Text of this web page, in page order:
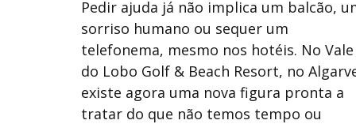
Pedir ajuda já não implica um balcão,
sorriso humano ou sequer um
telefonema, mesmo nos hotéis. No Vale
do Lobo Golf & Beach Resort, no
existe agora uma nova figura pronta a
tratar do que não temos tempo ou